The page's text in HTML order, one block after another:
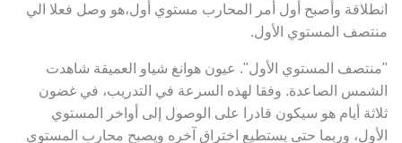
انطلاقة وأصبح أول أمر المحارب مستوي أول،هو وصل فعلا الي
منتصف المستوي الأول.
"منتصف المستوي الأول". عيون هوانغ شياو العميقة شاهدت
الشمس الصاعدة. وفقا لهذه السرعة في التدريب، في غضون
ثلاثة أيام هو سيكون قادرا على الوصول إلى أواخر المستوي
الأول، وربما حتى يستطيع اختراق آخره ويصبح محارب المستوي